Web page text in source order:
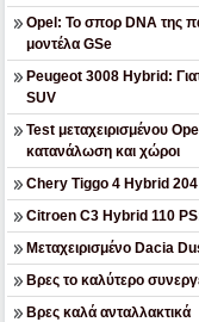
Opel: Το σπορ DNA της
μοντέλα GSe
Peugeot 3008 Hybrid:
SUV
Test μεταχειρισμένου
κατανάλωση και χώροι
Chery Tiggo 4 Hybrid 204
Citroen C3 Hybrid 110
Μεταχειρισμένο Dacia
Βρες το καλύτερο
Βρες καλά ανταλλακτικά